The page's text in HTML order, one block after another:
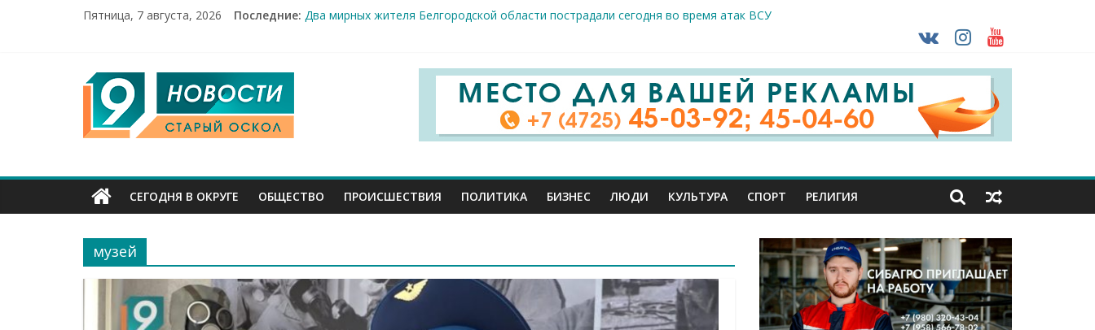
Пятница, 7 августа, 2026 Последние: «Купеческие салоны»: старооскольский краеведческий музей приглашает окунуться в прошлое
100%-я раскрываемость особо тяжких преступлений: в Старооскольском отделе СК подвели итоги первого полугодия
Новое сердце: старооскольский тренер Георгий Золотых нуждается в срочной трансплантации
Рейд по местам несанкционированной торговли: что и где можно продавать без штрафа?
9
Канал
Старый
Оскол
СЕГОДНЯ В ОКРУГЕ ОБЩЕСТВО ПРОИСШЕСТВИЯ ПОЛИТИКА БИЗНЕС ЛЮДИ КУЛЬТУРА СПОРТ РЕЛИГИЯ
музей